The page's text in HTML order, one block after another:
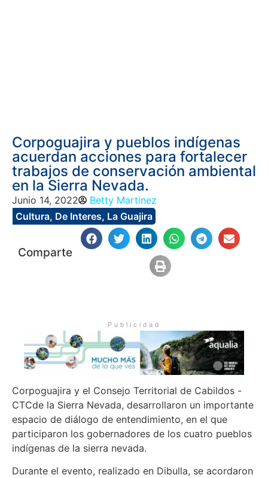
Corpoguajira y pueblos indígenas
acuerdan acciones para fortalecer
trabajos de conservación ambiental
en la Sierra Nevada.
Junio 14, 2022
Betty Martinez
Cultura, De Interes, La Guajira
Comparte
Publicidad
Corpoguajira y el Consejo Territorial de Cabildos -
CTCde la Sierra Nevada, desarrollaron un importante
espacio de diálogo de entendimiento, en el que
participaron los gobernadores de los cuatro pueblos
indígenas de la sierra nevada.
Durante el evento, realizado en Dibulla, se acordaron